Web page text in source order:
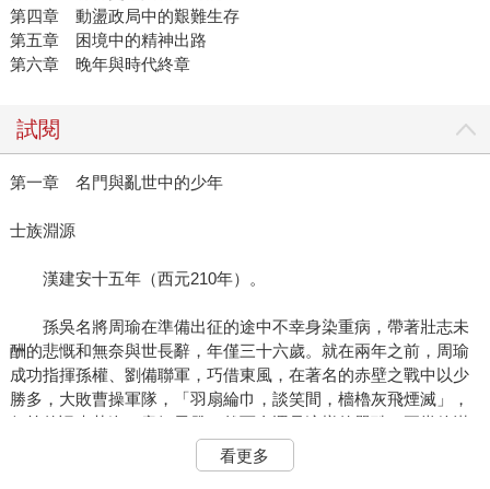
第四章 動盪政局中的艱難生存
第五章 困境中的精神出路
第六章 晚年與時代終章
試閱
第一章 名門與亂世中的少年
士族淵源
漢建安十五年（西元210年）。
孫吳名將周瑜在準備出征的途中不幸身染重病，帶著壯志未
酬的悲慨和無奈與世長辭，年僅三十六歲。就在兩年之前，周瑜
成功指揮孫權、劉備聯軍，巧借東風，在著名的赤壁之戰中以少
勝多，大敗曹操軍隊，「羽扇綸巾，談笑間，檣櫓灰飛煙滅」，
何等的颯爽英姿，意氣風發。然而命運是這樣的嚴酷，正當他滿
懷壯志，準備大展抱負、匡定天下的時候，惡疾竟忍心奪走了這
個年輕的生命。周瑜英年早逝，讓人慨嘆，不過他所指揮的赤壁
看更多